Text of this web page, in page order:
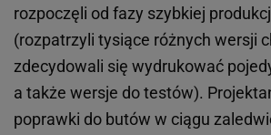
rozpoczęli od fazy szybkiej
(rozpatrzyli tysiące różnych wersji
zdecydowali się wydrukować
a także wersje do testów).
poprawki do butów w ciągu